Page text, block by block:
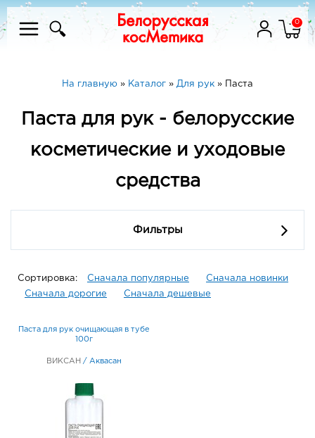
0
На главную » Каталог » Для рук » Паста
Паста для рук - белорусские
косметические и уходовые
средства
Фильтры
Сортировка: Сначала популярные
Сначала новинки
Сначала дорогие
Сначала дешевые
Паста для рук очищающая в тубе
100г
ВИКСАН / Аквасан